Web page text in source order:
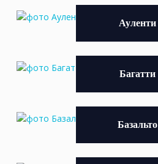
Ауленти
Багатти
Базальто